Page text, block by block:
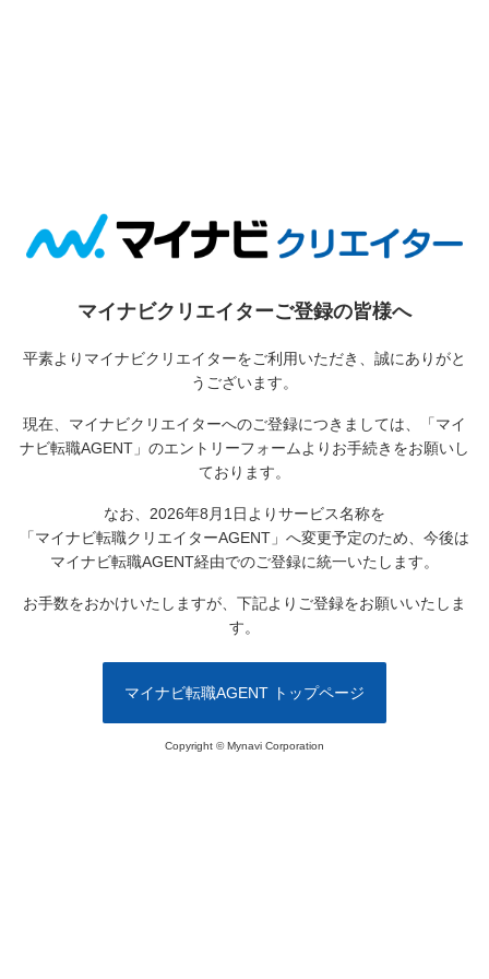
マイナビクリエイターご登録の皆様へ
平素よりマイナビクリエイターをご利用いただき、誠にありがと
うございます。
現在、マイナビクリエイターへのご登録につきましては、
「マイ
ナビ転職AGENT」のエントリーフォームよりお手続きをお願いし
ております。
なお、2026年8月1日よりサービス名称を
「マイナビ転職クリエイターAGENT」へ変更予定のため、 今後は
マイナビ転職AGENT経由でのご登録に統一いたします。
お手数をおかけいたしますが、下記よりご登録をお願いいたしま
す。
マイナビ転職AGENT トップページ
Copyright © Mynavi Corporation